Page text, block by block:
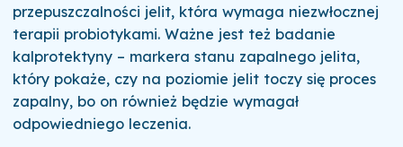
przepuszczalności jelit, która wymaga niezwłocznej
terapii probiotykami. Ważne jest też badanie
kalprotektyny – markera stanu zapalnego jelita,
który pokaże, czy na poziomie jelit toczy się proces
zapalny, bo on również będzie wymagał
odpowiedniego leczenia.